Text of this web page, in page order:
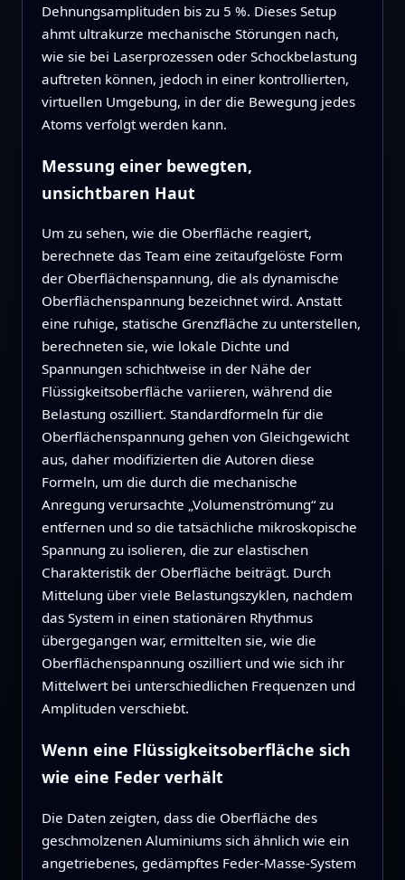
Dehnungsamplituden bis zu 5 %. Dieses Setup
ahmt ultrakurze mechanische Störungen nach,
wie sie bei Laserprozessen oder Schockbelastung
auftreten können, jedoch in einer kontrollierten,
virtuellen Umgebung, in der die Bewegung jedes
Atoms verfolgt werden kann.
Messung einer bewegten,
unsichtbaren Haut
Um zu sehen, wie die Oberfläche reagiert,
berechnete das Team eine zeitaufgelöste Form
der Oberflächenspannung, die als dynamische
Oberflächenspannung bezeichnet wird. Anstatt
eine ruhige, statische Grenzfläche zu unterstellen,
berechneten sie, wie lokale Dichte und
Spannungen schichtweise in der Nähe der
Flüssigkeitsoberfläche variieren, während die
Belastung oszilliert. Standardformeln für die
Oberflächenspannung gehen von Gleichgewicht
aus, daher modifizierten die Autoren diese
Formeln, um die durch die mechanische
Anregung verursachte „Volumenströmung“ zu
entfernen und so die tatsächliche mikroskopische
Spannung zu isolieren, die zur elastischen
Charakteristik der Oberfläche beiträgt. Durch
Mittelung über viele Belastungszyklen, nachdem
das System in einen stationären Rhythmus
übergegangen war, ermittelten sie, wie die
Oberflächenspannung oszilliert und wie sich ihr
Mittelwert bei unterschiedlichen Frequenzen und
Amplituden verschiebt.
Wenn eine Flüssigkeitsoberfläche sich
wie eine Feder verhält
Die Daten zeigten, dass die Oberfläche des
geschmolzenen Aluminiums sich ähnlich wie ein
angetriebenes, gedämpftes Feder-Masse-System